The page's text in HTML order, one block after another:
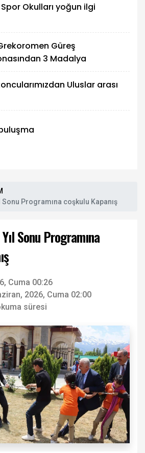
Spor Okulları yoğun ilgi
Güreş
3 Madalya
Uluslar arası
Sonu Programına coşkulu Kapanış
Sonu Programına
Cuma 00:26
2026, Cuma 02:00
süresi